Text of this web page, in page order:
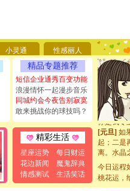
小灵通 性感丽人
精品专题推荐
短信企业通秀百变功能
浪漫情怀一起漫步音乐
同城约会今夜告别寂寞
敢来挑战你的球技吗？
精彩生活
星座运势
每日财运
花边新闻
魔鬼辞典
情感测试
生活笑话
[圣诞节]
能正大光
天都要快
[圣诞节]
如意,快
[元旦]看
断电。爱
你是我专
[元旦]如
起；二是
离。水晶
[元旦]当
泣，这痛
卖了。水
[春节]风
今日运程
桃花运，